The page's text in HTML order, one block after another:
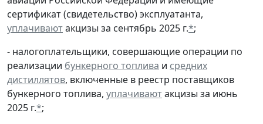
сертификат (свидетельство) эксплуатанта,
уплачиваютакцизы за сентябрь 2025 г.*;
- налогоплательщики, совершающие операции по
реализации бункерного топлива и средних
дистиллятов, включенные в реестр поставщиков
бункерного топлива, уплачиваютакцизы за июнь
2025 г.*;